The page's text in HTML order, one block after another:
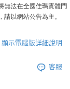
無法在全國佳瑪實體門
以網站公告為主。
顯示電腦版詳細說明
客服